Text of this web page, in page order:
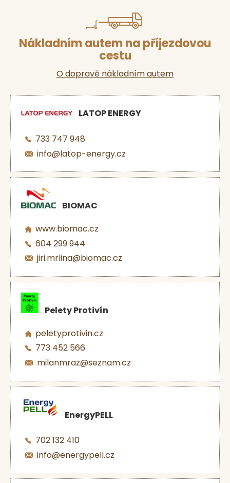
Nákladním autem na příjezdovou
cestu
O dopravě nákladním autem
LATOP ENERGY
733 747 948
info@latop-energy.cz
BIOMAC
www.biomac.cz
604 299 944
jiri.mrlina@biomac.cz
Pelety Protivín
peletyprotivin.cz
773 452 566
milanmraz@seznam.cz
EnergyPELL
702 132 410
info@energypell.cz